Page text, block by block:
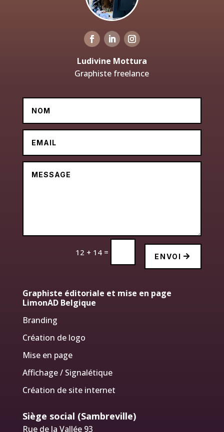
Ludivine Mottura
Graphiste freelance
12 + 14 = ENVOI
Graphiste éditoriale et mise en page
LimonAD Belgique
Branding
Création de logo
Mise en page
Affichage / Signalétique
Création de site internet
Siège social (Sambreville)
Rue de la Vallée 93